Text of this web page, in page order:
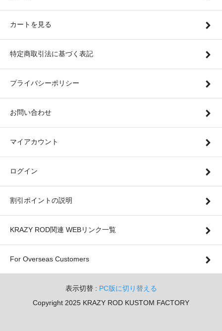
カートを見る
特定商取引法に基づく表記
プライバシーポリシー
お問い合わせ
マイアカウント
ログイン
割引ポイントの説明
KRAZY ROD関連 WEBリンク一覧
For Overseas Customers
表示切替 : PC版に切り替える
Copyright 2025 KRAZY ROD KUSTOM FACTORY